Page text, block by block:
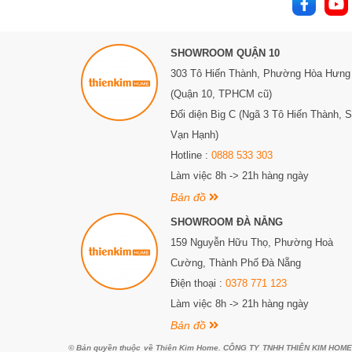
điều kiện lý tưởng. Bên cạnh đó, các khay rượu có
Bosch hiểu rằng mỗi chai rượu đều có giá trị riêng
Do đó, Bosch không ngừng nâng cao chất lượng
khách hàng.
Các Loại Tủ Rượu Vang Bosch
Tủ rượu độc lập
Tủ rượu độc lập Bosch được thiết kế để có thể đặt ở
tủ bếp. Thông thường, chúng có kích thước lớn hơn
lập Bosch thường có nhiều ngăn khác nhau, giúp bạn
Tủ rượu âm tủ
Tủ rượu âm tủ Bosch được thiết kế để lắp đặt hoàn
gàng. Chúng thường có kích thước nhỏ hơn so với
lượng hợp lý các chai rượu. Tủ rượu âm tủ Bosch
SHOWROOM QUẬN 10
303 Tô Hiến Thành, Phường Hòa Hưng
(Quận 10, TPHCM cũ)
Đối diện Big C (Ngã 3 Tô Hiến Thành,
Vạn Hạnh)
Hotline : 0888 533 303
Làm việc 8h -> 21h hàng ngày
Bản đồ
SHOWROOM ĐÀ NẴNG
159 Nguyễn Hữu Thọ, Phường Hoà
Cường, Thành Phố Đà Nẵng
Điện thoại : 0378 771 123
Làm việc 8h -> 21h hàng ngày
Bản đồ
© Bản quyền thuộc về Thiên Kim Home. CÔNG TY TNHH THIÊN KIM